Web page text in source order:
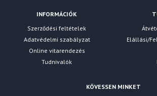
INFORMÁCIÓK
Szerződési feltételek
Adatvédelmi szabályzat
Online vitarendezés
Tudnivalók
Elállási/
KÖVESSEN MINKET